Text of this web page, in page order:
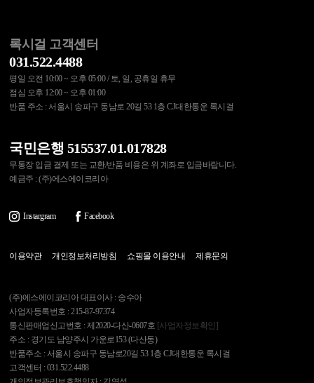
록시걸 고객센터
031.522.4488
평일 오전 10:00 ~ 오후 05:00 / 토, 일, 공휴일 휴무
점심 오후 12:00 ~ 오후 01:00
반품 주소 : 서울시 송파구 동남로 20길 53 1층 CJ대한통운 록시걸
국민은행 515537.01.017828
무통장 입금 결제 또는 교환/반품 비용은 위 계좌로 입금바랍니다.
예금주 : (주)에스에이코리아
Instargram Facebook
이용약관 개인정보처리방침 쇼핑몰 이용안내 제휴문의
(주)에스에이코리아 대표이사 : 송수아
사업자등록번호 : 215-87-97374
통신판매업신고번호 : 제2020-다산-0607호 [사업자정보확인]
주소 : 경기도 남양주시 가운로153 (다산동)
반품주소 : 서울시 송파구 동남로20길 53 1층 CJ대한통운 록시걸
고객센터 : 031.522.4488